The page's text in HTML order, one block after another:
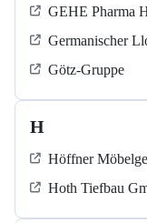
GEHE Pharma
Germanischer
Götz-Gruppe
H
Höffner
Hoth Tiefbau